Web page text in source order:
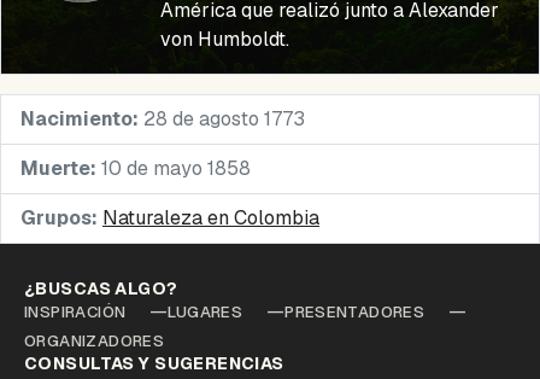
América que realizó junto a Alexander
von Humboldt.
Nacimiento: 28 de agosto 1773
Muerte: 10 de mayo 1858
Grupos: Naturaleza en Colombia
¿BUSCAS ALGO?
INSPIRACIÓN LUGARES
PRESENTADORES
ORGANIZADORES
CONSULTAS Y SUGERENCIAS